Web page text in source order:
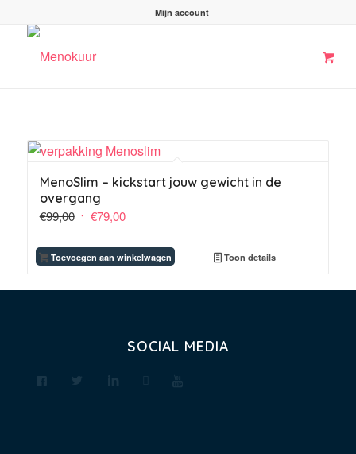
Mijn account
MenoSlim – kickstart jouw gewicht in de
overgang
€99,00 Oorspronkelijke
was:
€79,00Huidige
is:
Toevoegen aan winkelwagen Toon details
SOCIAL MEDIA